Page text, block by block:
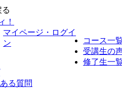
マイページ・ログイ
ン
コース一
受講生の
修了生一
る質問